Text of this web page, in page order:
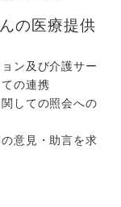
の医療提供
ン及び介護サー
の連携
しての照会への
意見・助言を求